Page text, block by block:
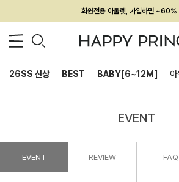
회원전용 아울렛, 가입하면 ~60%
멤버십 최대 28,000원 혜택
26SS 신상 BEST BABY[6~12M] 아
EVENT
EVENT REVIEW FAQ